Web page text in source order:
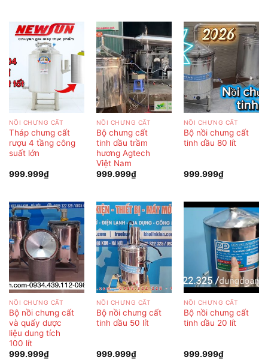
NỒI CHƯNG CẤT
Tháp chưng cất
rượu 4 tầng công
suất lớn
999.999₫
NỒI CHƯNG CẤT
Bộ chưng cất
tinh dầu trầm
hương Agtech
Việt Nam
999.999₫
NỒI CHƯNG CẤT
Bộ nồi chưng cất
tinh dầu 80 lít
999.999₫
NỒI CHƯNG CẤT
Bộ nồi chưng cất
và quấy dược
liệu dung tích
100 lít
999.999₫
NỒI CHƯNG CẤT
Bộ nồi chưng cất
tinh dầu 50 lít
999.999₫
NỒI CHƯNG CẤT
Bộ nồi chưng cất
tinh dầu 20 lít
999.999₫